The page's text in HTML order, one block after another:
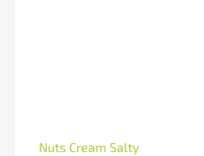
Nuts Cream Salty